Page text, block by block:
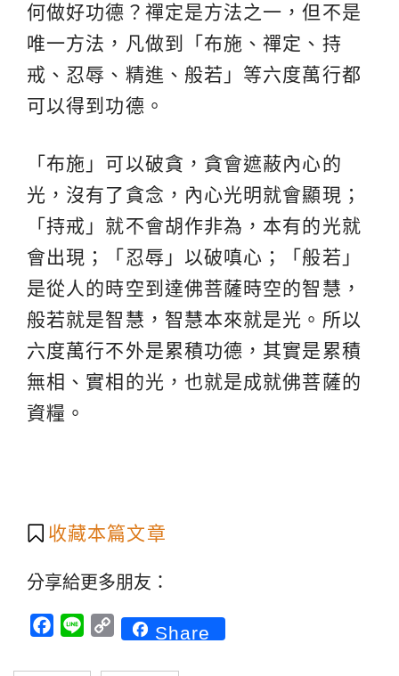
何做好功德？禪定是方法之一，但不是
唯一方法，凡做到「布施、禪定、持
戒、忍辱、精進、般若」等六度萬行都
可以得到功德。
「布施」可以破貪，貪會遮蔽內心的
光，沒有了貪念，內心光明就會顯現；
「持戒」就不會胡作非為，本有的光就
會出現；「忍辱」以破嗔心；「般若」
是從人的時空到達佛菩薩時空的智慧，
般若就是智慧，智慧本來就是光。所以
六度萬行不外是累積功德，其實是累積
無相、實相的光，也就是成就佛菩薩的
資糧。
收藏本篇文章
分享給更多朋友：
Facebook
Line CopyShare